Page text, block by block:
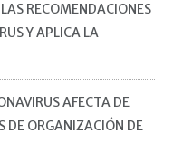
RECOMENDACIONES
Y APLICA LA
AFECTA DE
DE ORGANIZACIÓN DE